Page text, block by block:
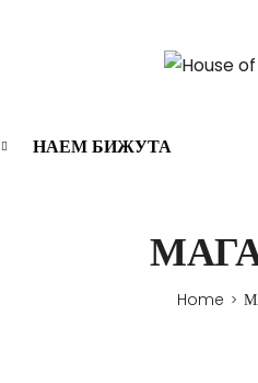
НАЕМ БИЖУТА
Home >